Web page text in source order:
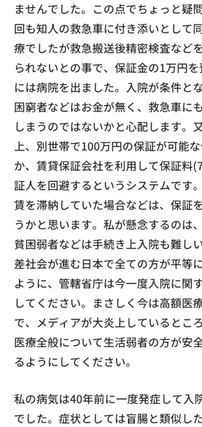
ませんでした。この点でちょっと疑
回も知人の救急車に付き添いとして
療でしたが救急搬送後精密検査など
られないとの事で、保証金の1万円
には病院を出ました。入院が条件と
困窮者などはお金が無く、救急車に
しまうのではないかと心配します。
上、別世帯で100万円の保証が可能
か、賃貸保証会社を利用して保証料
証人を回避するというシステムです
賃を滞納していた場合などは、保証
うかと思います。私が懸念するのは
貧困弱者などは手続き上入院も難し
差社会が進む日本で全ての方が平等
ように、管轄省庁は今一度入院に関
してください。まさしく今は高額医
で、メディアが大炎上しているとこ
医療全般について生活弱者の方が安
るようにしてください。
私の病気は40年前に一度発症して入
でした。症状としては盲腸と類似し